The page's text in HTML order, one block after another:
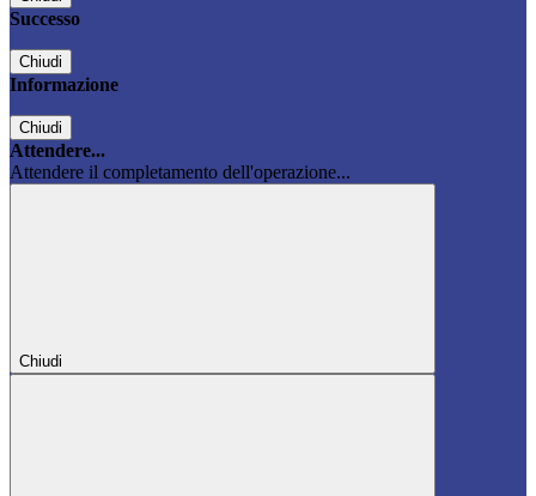
Successo
Chiudi
Informazione
Chiudi
Attendere...
Attendere il completamento dell'operazione...
Chiudi